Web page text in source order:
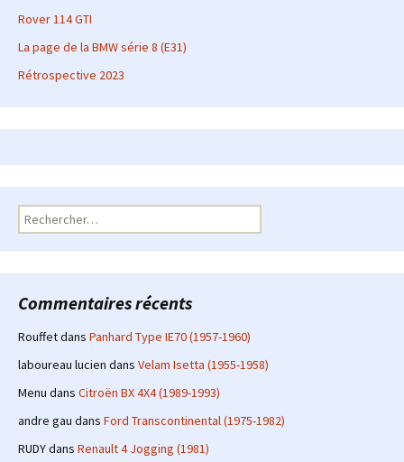
Rover 114 GTI
La page de la BMW série 8 (E31)
Rétrospective 2023
Rechercher :
Commentaires récents
Rouffetdans Panhard Type IE70 (1957-1960)
laboureau lucien dans Velam Isetta (1955-1958)
Menu dans Citroën BX 4X4 (1989-1993)
andre gau dans Ford Transcontinental (1975-1982)
RUDYdans Renault 4 Jogging (1981)